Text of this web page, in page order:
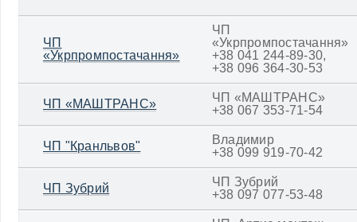
ЧП
«Укрпромпостачання»
ЧП
«Укрпромпостачання»
+38 041 244-89-30,
+38 096 364-30-53
ЧП «МАШТРАНС»
ЧП «МАШТРАНС»
+38 067 353-71-54
ЧП "Кранльвов"
Владимир
+38 099 919-70-42
ЧП Зубрий
ЧП Зубрий
+38 097 077-53-48